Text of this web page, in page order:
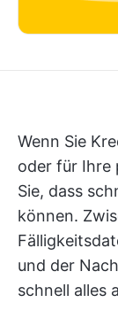
Wenn Sie
oder für Ihre
Sie, dass
können.
und der
schnell alles